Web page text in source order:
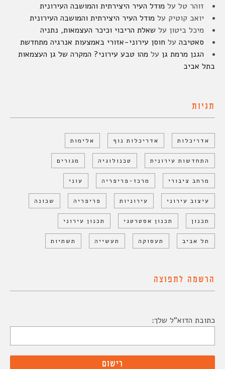
זוהר טל על מודל העיר היצירתית והמושבה העירונית
יואב קוטיק על מודל העיר היצירתית והמושבה העירונית
מיכל ביטון על שאלת הריבוי וכיכר העצמאות, נתניה
סאטיבה על חוסן עירוני-אזורי באמצעות אנרגיה מתחדשת
הגנן מרמת גן על מהו טבע עירוני? המקרה של גן העצמאות
בתל אביב
תגיות
אדריכלות אדריכלות נוף אלימות
התחדשות עירונית טכנולוגיה מגורים
מרחב ציבורי מרכז-פריפריה עוני
עיצוב עירוני עירוניות פריפריה שכונה
תכנון תכנון אסטרטגי תכנון עירוני
תל אביב תעסוקה תעשייה תשתיות
הרשמה לתפוצה
כתובת הדוא"ל שלך: